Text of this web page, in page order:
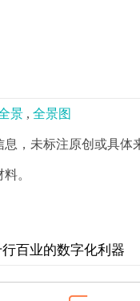
景 , 全景图
，未标注原创或具体
。
百业的数字化利器